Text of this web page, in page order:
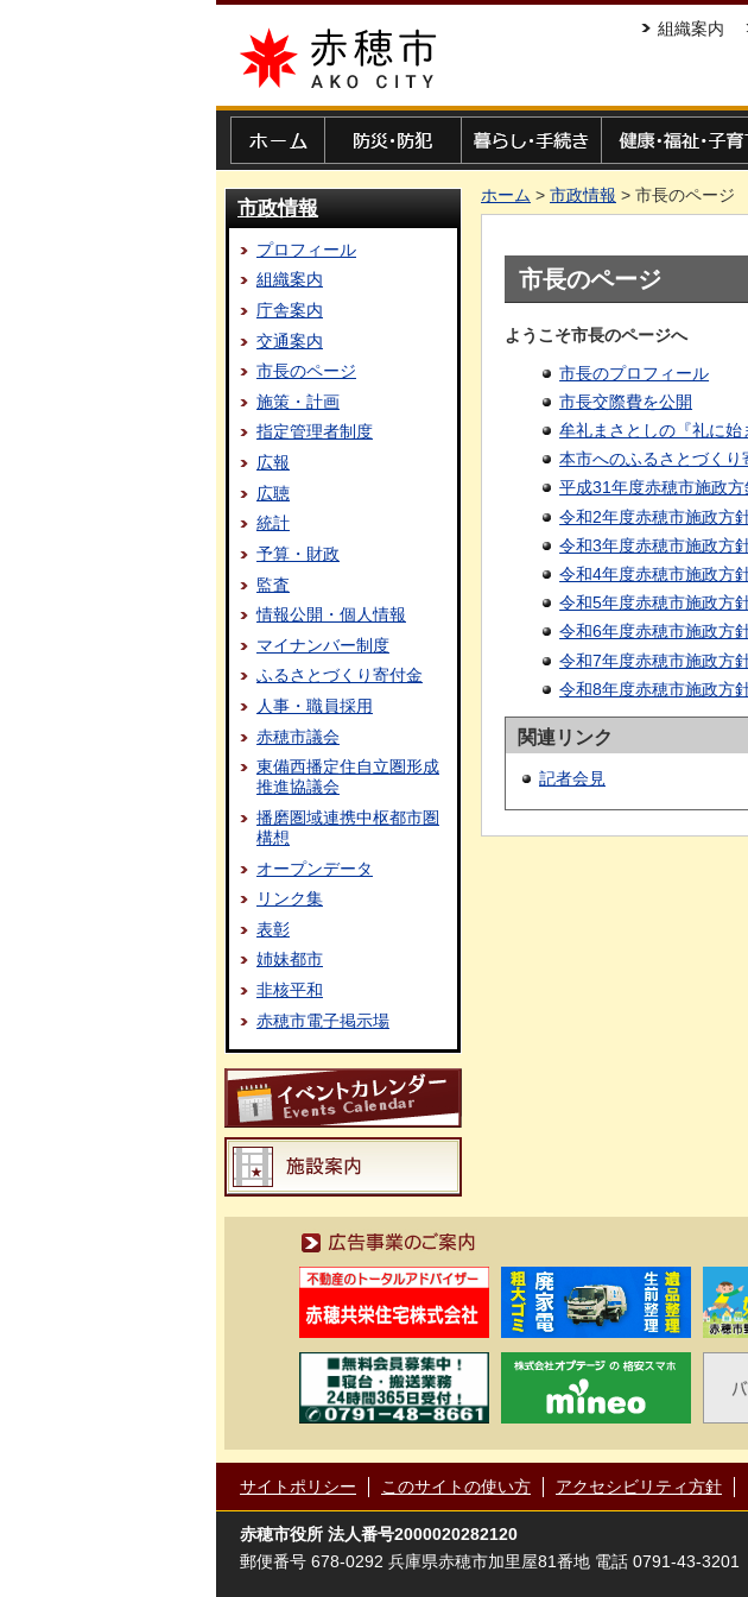
赤穂市 組織案内
市政情報
プロフィール
組織案内
庁舎案内
交通案内
市長のページ
施策・計画
指定管理者制度
広報
広聴
統計
予算・財政
監査
情報公開・個人情報
マイナンバー制度
ふるさとづくり寄付金
人事・職員採用
赤穂市議会
東備西播定住自立圏形成
推進協議会
播磨圏域連携中枢都市圏
構想
オープンデータ
リンク集
表彰
姉妹都市
非核平和
赤穂市電子掲示場
ホーム > 市政情報 > 市長のページ
市長のページ
ようこそ市長のページへ
市長のプロフィール
市長交際費を公開
牟礼まさとしの『礼に始
本市へのふるさとづくり
平成31年度赤穂市施政方
令和2年度赤穂市施政方
令和3年度赤穂市施政方
令和4年度赤穂市施政方
令和5年度赤穂市施政方
令和6年度赤穂市施政方
令和7年度赤穂市施政方
令和8年度赤穂市施政方
関連リンク
記者会見
広告事業のご案内
サイトポリシー このサイトの使い方 アクセシビリティ方針
赤穂市役所 法人番号2000020282120
郵便番号 678-0292 兵庫県赤穂市加里屋81番地 電話 0791-43-3201